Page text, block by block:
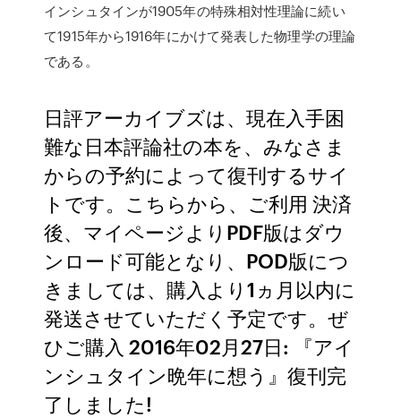
インシュタインが1905年の特殊相対性理論に続い
て1915年から1916年にかけて発表した物理学の理論
である。
日評アーカイブズは、現在入手困
難な日本評論社の本を、みなさま
からの予約によって復刊するサイ
トです。こちらから、ご利用 決済
後、マイページよりPDF版はダウ
ンロード可能となり、POD版につ
きましては、購入より1ヵ月以内に
発送させていただく予定です。ぜ
ひご購入 2016年02月27日: 『アイ
ンシュタイン晩年に想う』復刊完
了しました!